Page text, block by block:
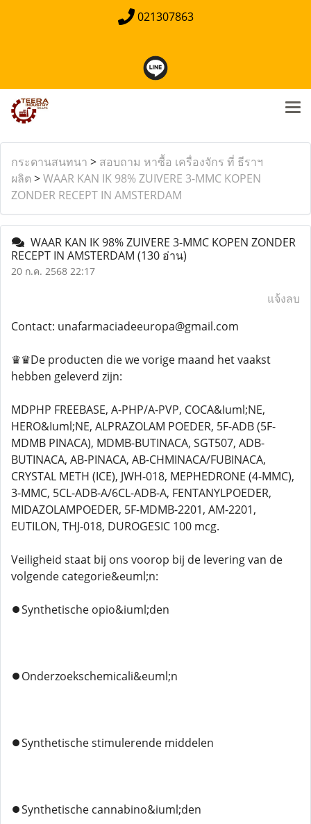
021307863
กระดานสนทนา > สอบถาม หาซื้อ เครื่องจักร ที่ ธีราฯ
ผลิต >WAAR KAN IK 98% ZUIVERE 3-MMC KOPEN
ZONDER RECEPT IN AMSTERDAM
WAAR KAN IK 98% ZUIVERE 3-MMC KOPEN ZONDER
RECEPT IN AMSTERDAM (130 อ่าน)
20 ก.ค. 2568 22:17
แจ้งลบ
Contact: unafarmaciadeeuropa@gmail.com
♛♛De producten die we vorige maand het vaakst
hebben geleverd zijn:
MDPHP FREEBASE, A-PHP/A-PVP, COCA&Iuml;NE,
HERO&Iuml;NE, ALPRAZOLAM POEDER, 5F-ADB (5F-
MDMB PINACA), MDMB-BUTINACA, SGT507, ADB-
BUTINACA, AB-PINACA, AB-CHMINACA/FUBINACA,
CRYSTAL METH (ICE), JWH-018, MEPHEDRONE (4-MMC),
3-MMC, 5CL-ADB-A/6CL-ADB-A, FENTANYLPOEDER,
MIDAZOLAMPOEDER, 5F-MDMB-2201, AM-2201,
EUTILON, THJ-018, DUROGESIC 100 mcg.
Veiligheid staat bij ons voorop bij de levering van de
volgende categorie&euml;n:
⏺️Synthetische opio&iuml;den
⏺️Onderzoekschemicali&euml;n
⏺️Synthetische stimulerende middelen
⏺️Synthetische cannabino&iuml;den